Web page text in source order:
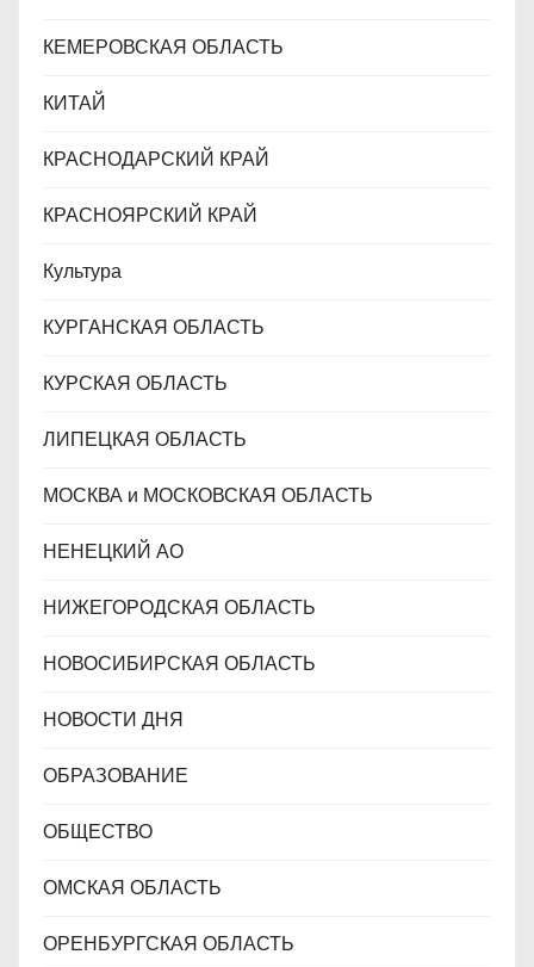
КЕМЕРОВСКАЯ ОБЛАСТЬ
КИТАЙ
КРАСНОДАРСКИЙ КРАЙ
КРАСНОЯРСКИЙ КРАЙ
Культура
КУРГАНСКАЯ ОБЛАСТЬ
КУРСКАЯ ОБЛАСТЬ
ЛИПЕЦКАЯ ОБЛАСТЬ
МОСКВА и МОСКОВСКАЯ ОБЛАСТЬ
НЕНЕЦКИЙ АО
НИЖЕГОРОДСКАЯ ОБЛАСТЬ
НОВОСИБИРСКАЯ ОБЛАСТЬ
НОВОСТИ ДНЯ
ОБРАЗОВАНИЕ
ОБЩЕСТВО
ОМСКАЯ ОБЛАСТЬ
ОРЕНБУРГСКАЯ ОБЛАСТЬ